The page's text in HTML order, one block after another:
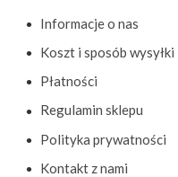
Informacje o nas
Koszt i sposób wysyłki
Płatności
Regulamin sklepu
Polityka prywatności
Kontakt z nami